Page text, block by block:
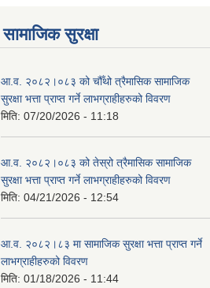
सामाजिक सुरक्षा
आ.व. २०८२।०८३ को चौँथो त्रैमासिक सामाजिक
सुरक्षा भत्ता प्राप्त गर्ने लाभग्राहीहरुको विवरण
मिति: 07/20/2026 - 11:18
आ.व. २०८२।०८३ को तेस्रो त्रैमासिक सामाजिक
सुरक्षा भत्ता प्राप्त गर्ने लाभग्राहीहरुको विवरण
मिति: 04/21/2026 - 12:54
आ.व. २०८२।८३ मा सामाजिक सुरक्षा भत्ता प्राप्त गर्ने
लाभग्राहीहरुको विवरण
मिति: 01/18/2026 - 11:44